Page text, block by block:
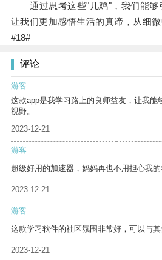
通过思考这些"几鸡"，我们能够
让我们更加感悟生活的真谛，从细微
#18#
评论
游客
这款app是我学习路上的良师益友，让我能
视野。
2023-12-21
游客
超级好用的加速器，妈妈再也不用担心我的
2023-12-21
游客
这款学习软件的社区氛围非常好，可以与其
2023-12-21